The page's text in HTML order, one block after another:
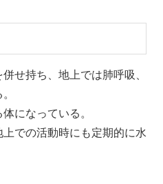
せ持ち、地上では肺呼吸、
になっている。
での活動時にも定期的に水